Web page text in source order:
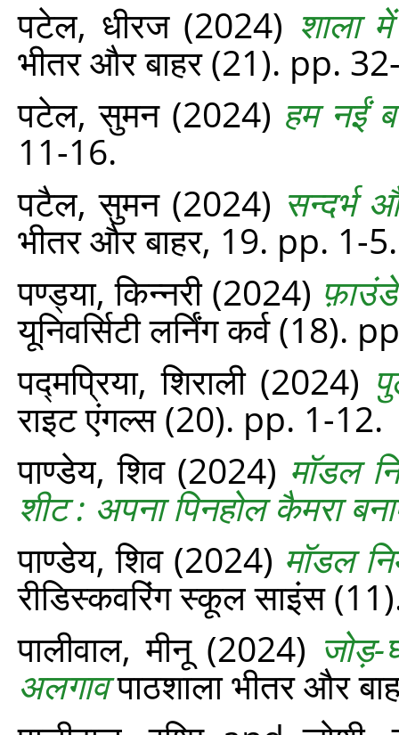
पटेल, धीरज(2024) शाला
भीतर और बाहर (21). pp.
पटेल, सुमन(2024) हम नईं
11-16.
पटैल, सुमन(2024) सन्दर्भ
भीतर और बाहर, 19. pp. 1-5.
पण्ड्या, किन्नरी(2024)
यूनिवर्सिटी लर्निंग कर्व (18).
पद्मप्रिया, शिराली(2024)
राइट एंगल्‍स (20). pp. 1-12.
पाण्‍डेय, शिव(2024) मॉडल
शीट : अपना पिनहोल कैमरा
पाण्‍डेय, शिव(2024) मॉडल
रीडिस्‍कवरिंग स्‍कूल साइंस
पालीवाल, मीनू(2024)
अलगावपाठशाला भीतर और